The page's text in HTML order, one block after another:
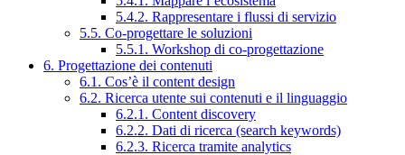
5.4.2. Rappresentare i flussi di servizio
5.5. Co-progettare le soluzioni
5.5.1. Workshop di co-progettazione
6. Progettazione dei contenuti
6.1. Cos’è il content design
6.2. Ricerca utente sui contenuti e il linguaggio
6.2.1. Content discovery
6.2.2. Dati di ricerca (search keywords)
6.2.3. Ricerca tramite analytics